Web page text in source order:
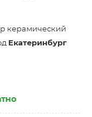
керамический
Екатеринбург